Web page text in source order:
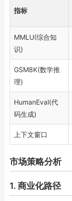
指标
MMLU(综合知
识)
GSM8K(数学推
理)
HumanEval(代
码生成)
上下文窗口
市场策略分析
1. 商业化路径